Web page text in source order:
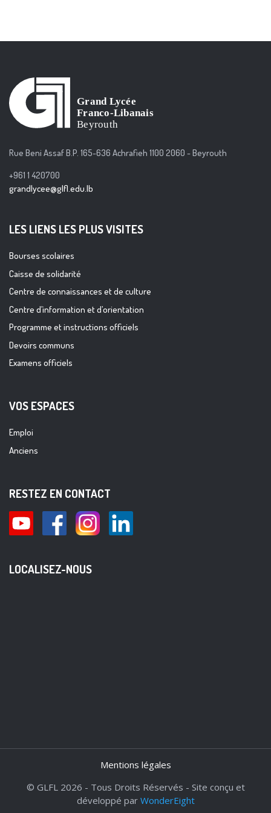
Rue Beni Assaf B.P. 165-636 Achrafieh 1100 2060 - Beyrouth
+961 1 420700
grandlycee@glfl.edu.lb
LES LIENS LES PLUS VISITES
Bourses scolaires
Caisse de solidarité
Centre de connaissances et de culture
Centre d’information et d’orientation
Programme et instructions officiels
Devoirs communs
Examens officiels
VOS ESPACES
Emploi
Anciens
RESTEZ EN CONTACT
LOCALISEZ-NOUS
Mentions légales
© GLFL 2026 - Tous Droits Réservés - Site conçu et
développé par WonderEight